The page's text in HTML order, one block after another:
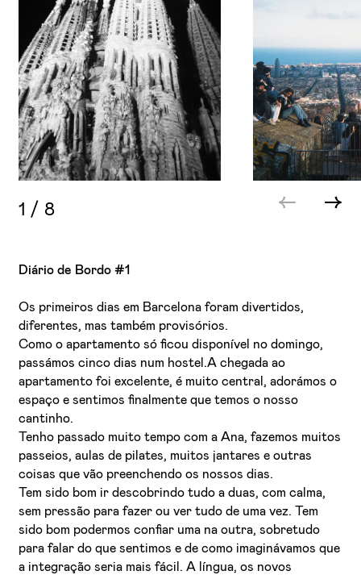
1 / 8
Diário de Bordo #1
Os primeiros dias em Barcelona foram divertidos,
diferentes, mas também provisórios.
Como o apartamento só ficou disponível no domingo,
passámos cinco dias num hostel.A chegada ao
apartamento foi excelente, é muito central, adorámos o
espaço e sentimos finalmente que temos o nosso
cantinho.
Tenho passado muito tempo com a Ana, fazemos muitos
passeios, aulas de pilates, muitos jantares e outras
coisas que vão preenchendo os nossos dias.
Tem sido bom ir descobrindo tudo a duas, com calma,
sem pressão para fazer ou ver tudo de uma vez. Tem
sido bom podermos confiar uma na outra, sobretudo
para falar do que sentimos e de como imaginávamos que
a integração seria mais fácil. A língua, os novos